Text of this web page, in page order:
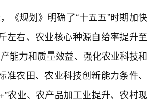
《规划》明确了“十五五”时期加快
左右、农业核心种源自给率提升至
能力和质量效益、强化农业科技和
农田、农业科技创新能力条件、
农业、农产品加工业提升、农村现